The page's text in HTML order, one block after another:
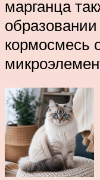
марганца
кормосмесь